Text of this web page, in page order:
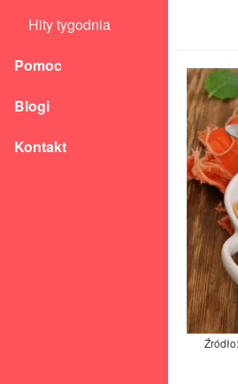
Hity tygodnia
Pomoc
Blogi
Kontakt